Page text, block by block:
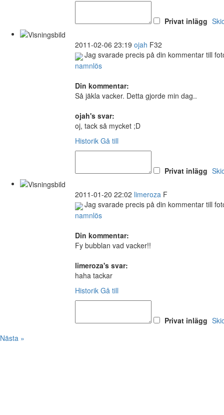
Privat inlägg
2011-02-06 23:19 ojah F32
Jag svarade precis på din kommentar till
namnlös
Din kommentar:
Så jäkla vacker. Detta gjorde min dag..
ojah's svar:
oj, tack så mycket ;D
Historik Gå till
Privat inlägg
2011-01-20 22:02 limeroza F
Jag svarade precis på din kommentar till
namnlös
Din kommentar:
Fy bubblan vad vacker!!
limeroza's svar:
haha tackar
Historik Gå till
Privat inlägg
Nästa »